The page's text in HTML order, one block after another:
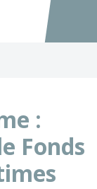
Accéder
:
Fonds